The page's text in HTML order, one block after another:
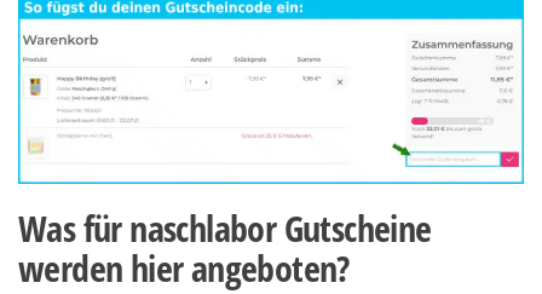
Was für naschlabor Gutscheine
werden hier angeboten?